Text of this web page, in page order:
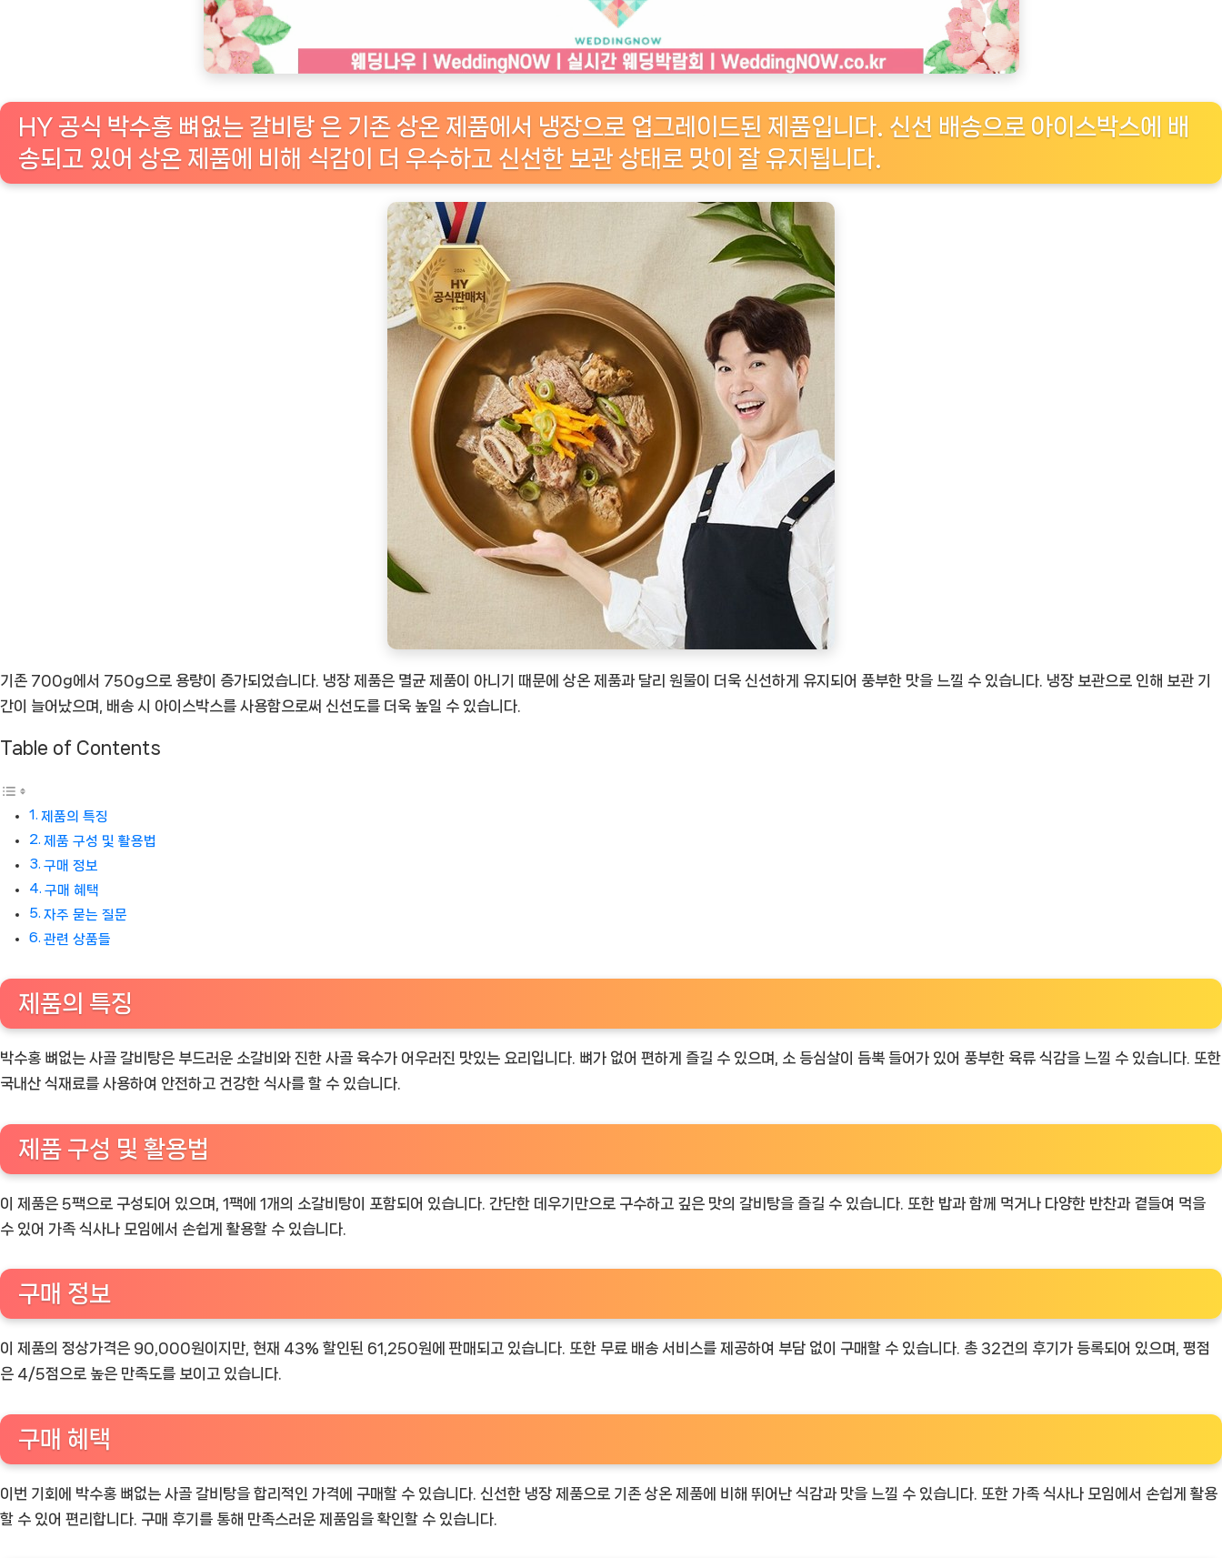
없
사
골
갈
비
5pack,
[EatingNOW
ㅣ
추
HY 공식 박수홍 뼈없는 갈비탕 은 기존 상온 제품에서 냉장으로 업그레이드된 제품입니다. 신선 배송으로 아이스박스에 배
송되고 있어 상온 제품에 비해 식감이 더 우수하고 신선한 보관 상태로 맛이 잘 유지됩니다.
기존 700g에서 750g으로 용량이 증가되었습니다. 냉장 제품은 멸균 제품이 아니기 때문에 상온 제품과 달리 원물이 더욱 신선하게 유지되어 풍부한 맛을 느낄 수 있습니다. 냉장 보관으로 인해 보관 기
간이 늘어났으며, 배송 시 아이스박스를 사용함으로써 신선도를 더욱 높일 수 있습니다.
Table of Contents
제품의 특징
제품 구성 및 활용법
구매 정보
구매 혜택
자주 묻는 질문
관련 상품들
제품의 특징
박수홍 뼈없는 사골 갈비탕은 부드러운 소갈비와 진한 사골 육수가 어우러진 맛있는 요리입니다. 뼈가 없어 편하게 즐길 수 있으며, 소 등심살이 듬뿍 들어가 있어 풍부한 육류 식감을 느낄 수 있습니다. 또한
국내산 식재료를 사용하여 안전하고 건강한 식사를 할 수 있습니다.
제품 구성 및 활용법
이 제품은 5팩으로 구성되어 있으며, 1팩에 1개의 소갈비탕이 포함되어 있습니다. 간단한 데우기만으로 구수하고 깊은 맛의 갈비탕을 즐길 수 있습니다. 또한 밥과 함께 먹거나 다양한 반찬과 곁들여 먹을
수 있어 가족 식사나 모임에서 손쉽게 활용할 수 있습니다.
구매 정보
이 제품의 정상가격은 90,000원이지만, 현재 43% 할인된 61,250원에 판매되고 있습니다. 또한 무료 배송 서비스를 제공하여 부담 없이 구매할 수 있습니다. 총 32건의 후기가 등록되어 있으며, 평점
은 4/5점으로 높은 만족도를 보이고 있습니다.
구매 혜택
이번 기회에 박수홍 뼈없는 사골 갈비탕을 합리적인 가격에 구매할 수 있습니다. 신선한 냉장 제품으로 기존 상온 제품에 비해 뛰어난 식감과 맛을 느낄 수 있습니다. 또한 가족 식사나 모임에서 손쉽게 활용
할 수 있어 편리합니다. 구매 후기를 통해 만족스러운 제품임을 확인할 수 있습니다.